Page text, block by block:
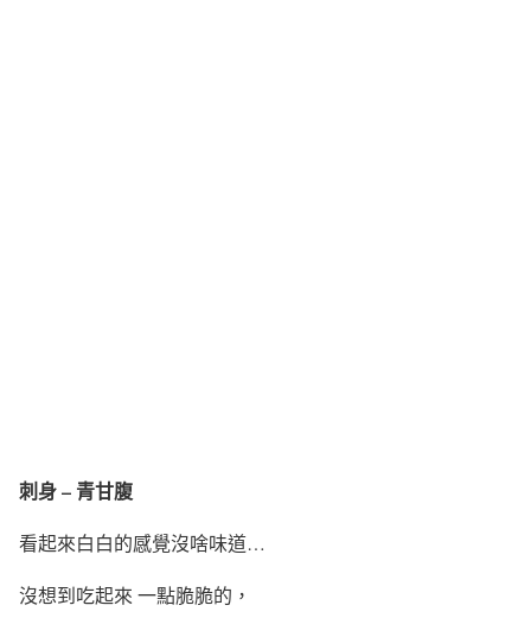
刺身 – 青甘腹
看起來白白的感覺沒啥味道…
沒想到吃起來 一點脆脆的，